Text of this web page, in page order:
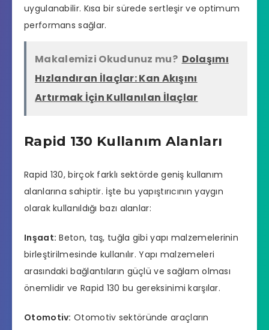
uygulanabilir. Kısa bir sürede sertleşir ve optimum
performans sağlar.
Makalemizi Okudunuz mu? Dolaşımı
Hızlandıran İlaçlar: Kan Akışını
Artırmak İçin Kullanılan İlaçlar
Rapid 130 Kullanım Alanları
Rapid 130, birçok farklı sektörde geniş kullanım
alanlarına sahiptir. İşte bu yapıştırıcının yaygın
olarak kullanıldığı bazı alanlar:
Inşaat: Beton, taş, tuğla gibi yapı malzemelerinin
birleştirilmesinde kullanılır. Yapı malzemeleri
arasındaki bağlantıların güçlü ve sağlam olması
önemlidir ve Rapid 130 bu gereksinimi karşılar.
Otomotiv: Otomotiv sektöründe araçların